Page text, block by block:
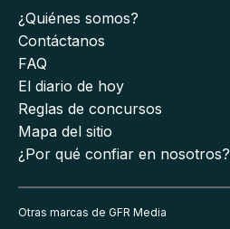
¿Quiénes somos?
Contáctanos
FAQ
El diario de hoy
Reglas de concursos
Mapa del sitio
¿Por qué confiar en nosotros?
Otras marcas de GFR Media